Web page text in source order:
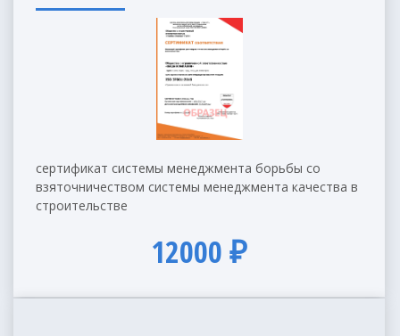
сертификат системы менеджмента борьбы со
взяточничеством системы менеджмента качества в
строительстве
12000 ₽